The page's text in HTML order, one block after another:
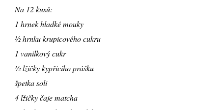
Na 12 kusů:
1 hrnek hladké mouky
½ hrnku krupicového cukru
1 vanilkový cukr
½ lžičky kypřicího prášku
špetka soli
4 lžičky čaje matcha